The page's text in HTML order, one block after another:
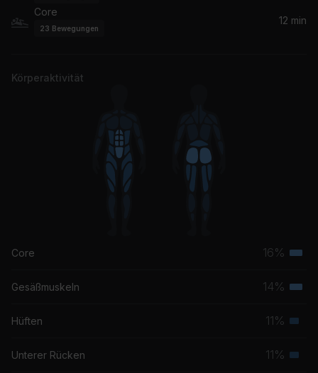
Core
23 Bewegungen
12 min
Körperaktivität
Core 16%
Gesäßmuskeln 14%
Hüften 11%
Unterer Rücken 11%